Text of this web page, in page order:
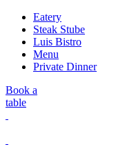
Eatery
Steak Stube
Luis Bistro
Menu
Private Dinner
Book a
table